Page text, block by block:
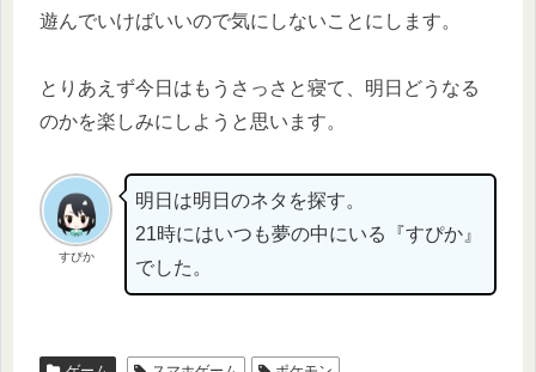
遊んでいけばいいので気にしないことにします。
とりあえず今日はもうさっさと寝て、明日どうなる
のかを楽しみにしようと思います。
すぴか
明日は明日のネタを探す。
21時にはいつも夢の中にいる『すぴか』
でした。